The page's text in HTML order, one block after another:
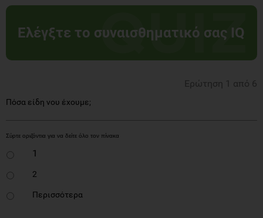
Ελέγξτε το συναισθηματικό σας IQ
Ερώτηση 1 από 6
Πόσα είδη νου έχουμε;
1
2
Περισσότερα